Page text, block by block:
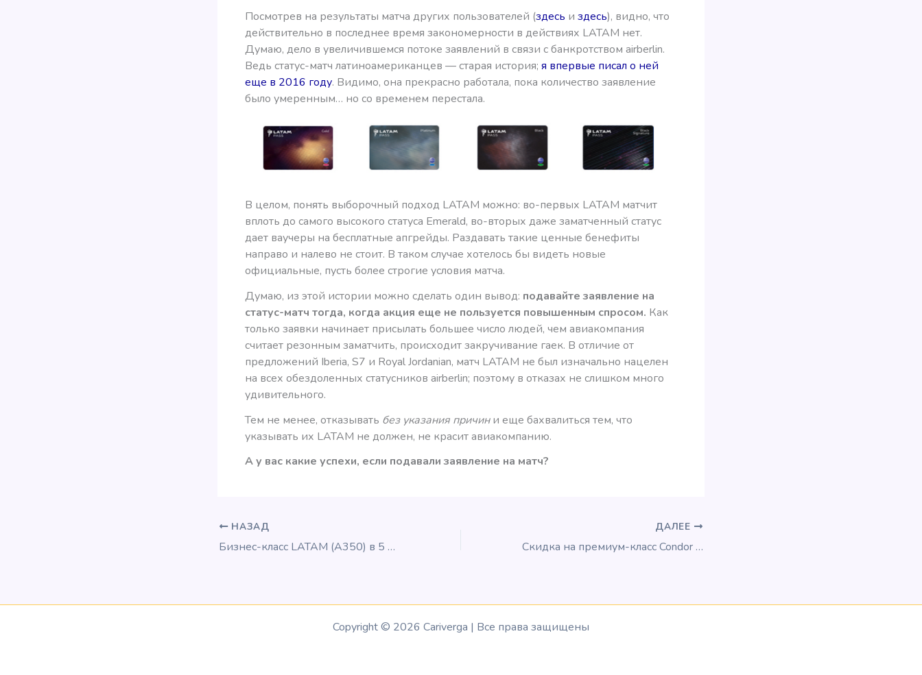
Посмотрев на результаты матча других пользователей (здесь и здесь), видно, что
действительно в последнее время закономерности в действиях LATAM нет.
Думаю, дело в увеличившемся потоке заявлений в связи с банкротством airberlin.
Ведь статус-матч латиноамериканцев — старая история; я впервые писал о ней
еще в 2016 году. Видимо, она прекрасно работала, пока количество заявление
было умеренным… но со временем перестала.
В целом, понять выборочный подход LATAM можно: во-первых LATAM матчит
вплоть до самого высокого статуса Emerald, во-вторых даже заматченный статус
дает ваучеры на бесплатные апгрейды. Раздавать такие ценные бенефиты
направо и налево не стоит. В таком случае хотелось бы видеть новые
официальные, пусть более строгие условия матча.
Думаю, из этой истории можно сделать один вывод: подавайте заявление на
статус-матч тогда, когда акция еще не пользуется повышенным спросом. Как
только заявки начинает присылать большее число людей, чем авиакомпания
считает резонным заматчить, происходит закручивание гаек. В отличие от
предложений Iberia, S7 и Royal Jordanian, матч LATAM не был изначально нацелен
на всех обездоленных статусников airberlin; поэтому в отказах не слишком много
удивительного.
Тем не менее, отказывать без указания причини еще бахвалиться тем, что
указывать их LATAM не должен, не красит авиакомпанию.
А у вас какие успехи, если подавали заявление на матч?
НАЗАД
Бизнес-класс LATAM (A350) в 5 фотографиях
ДАЛЕЕ
Скидка на премиум-класс Condor за мили topbonus
Copyright © 2026 Cariverga | Все права защищены